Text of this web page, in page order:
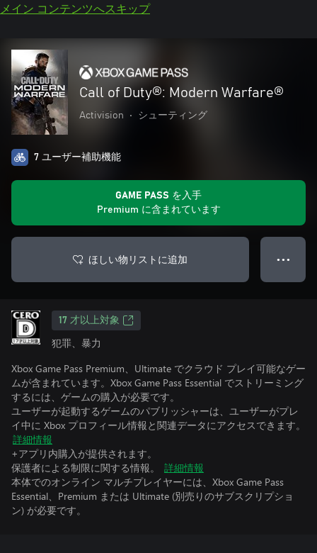
メイン コンテンツへスキップ
Call of Duty®: Modern Warfare®
Activision • シューティング
7 ユーザー補助機能
GAME PASS を入手
Premium に含まれています
ほしい物リストに追加 ● ● ●
17 才以上対象
犯罪、暴力
Xbox Game Pass Premium、Ultimate でクラウド プレイ可能なゲー
ムが含まれています。Xbox Game Pass Essential でストリーミング
するには、ゲームの購入が必要です。
ユーザーが起動するゲームのパブリッシャーは、ユーザーがプレ
イ中に Xbox プロフィール情報と関連データにアクセスできます。
詳細情報
+アプリ内購入が提供されます。
保護者による制限に関する情報。
詳細情報
本体でのオンライン マルチプレイヤーには、Xbox Game Pass
Essential、Premium または Ultimate (別売りのサブスクリプショ
ン) が必要です。